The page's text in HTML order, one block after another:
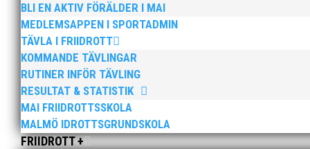
BLI EN AKTIV FÖRÄLDER I MAI
MEDLEMSAPPEN I SPORTADMIN
TÄVLA I FRIIDROTT
KOMMANDE TÄVLINGAR
RUTINER INFÖR TÄVLING
RESULTAT & STATISTIK
MAI FRIIDROTTSSKOLA
MALMÖ IDROTTSGRUNDSKOLA
FRIIDROTT +
Fredag 14:00 skulle min buss åka till
iväg strax innan 14:30. Bra stämning i
sällan ett problem.
Köttbullar och brunsås till kvällsmat var det
alla tror jag. På lördagsmorgonen var jag lite
besviken, fullt fokus på uppgiften, det